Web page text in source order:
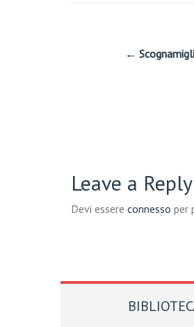
←
Leave a Reply
Devi essere connesso per